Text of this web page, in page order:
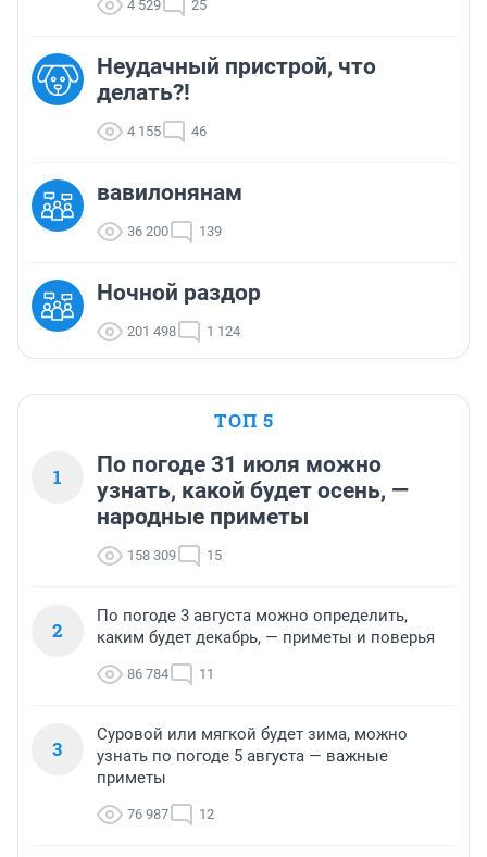
4 529 25
Неудачный пристрой, что
делать?!
4 155 46
вавилонянам
36 200 139
Ночной раздор
201 498 1 124
ТОП 5
1
По погоде 31 июля можно
узнать, какой будет осень, —
народные приметы
158 309 15
2
По погоде 3 августа можно определить,
каким будет декабрь, — приметы и поверья
86 784 11
3
Суровой или мягкой будет зима, можно
узнать по погоде 5 августа — важные
приметы
76 987 12